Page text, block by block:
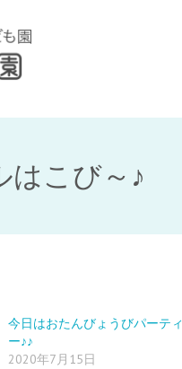
はこび～♪
今日はおたんびょうびパーテ
ー♪♪
2020年7月15日